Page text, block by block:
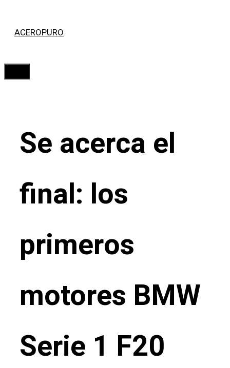
ACEROPURO
Se acerca el
final: los
primeros
motores BMW
Serie 1 F20